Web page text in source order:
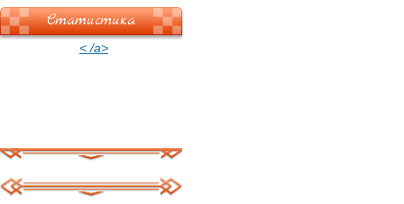
Статистика
< /a>